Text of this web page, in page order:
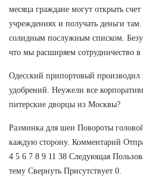
месяца граждане могут открыть
учреждениях и получать деньги
солидным послужным списком.
что мы расширяем сотрудничество в
Одесский припортовый
удобрений. Неужели все
питерские дворцы из Москвы?
Разминка для шеи Повороты
каждую сторону. Комментарий
4 5 6 7 8 9 11 38 Следующая
тему Свернуть Присутствует 0.